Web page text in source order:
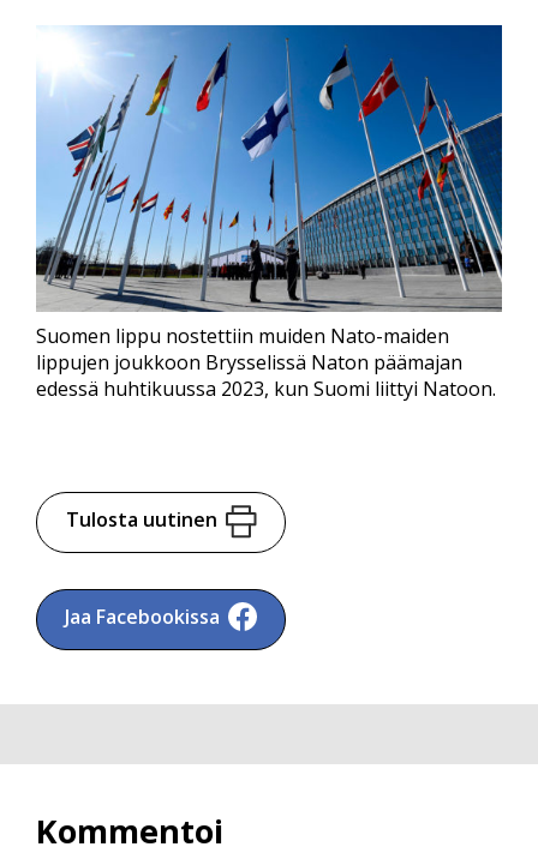
Suomen lippu nostettiin muiden Nato-maiden
lippujen joukkoon Brysselissä Naton päämajan
edessä huhtikuussa 2023, kun Suomi liittyi Natoon.
Tulosta uutinen
Jaa Facebookissa
Kommentoi